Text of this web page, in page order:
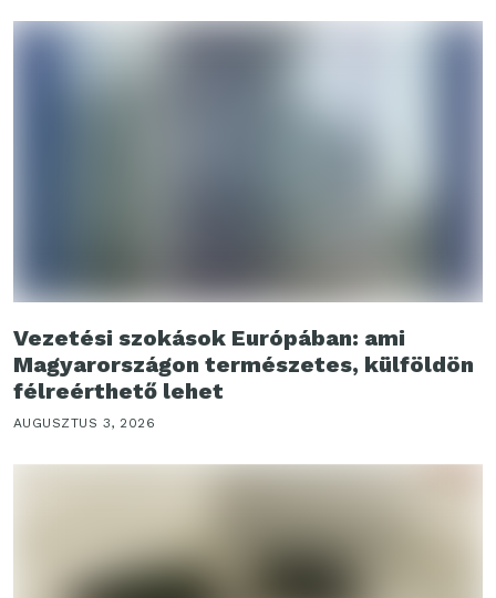
Vezetési szokások Európában: ami
Magyarországon természetes, külföldön
félreérthető lehet
AUGUSZTUS 3, 2026